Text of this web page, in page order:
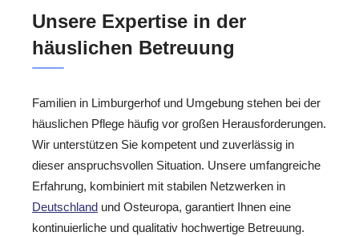
Unsere Expertise in der
häuslichen Betreuung
Familien in Limburgerhof und Umgebung stehen bei der
häuslichen Pflege häufig vor großen Herausforderungen.
Wir unterstützen Sie kompetent und zuverlässig in
dieser anspruchsvollen Situation. Unsere umfangreiche
Erfahrung, kombiniert mit stabilen Netzwerken in
Deutschland und Osteuropa, garantiert Ihnen eine
kontinuierliche und qualitativ hochwertige Betreuung.